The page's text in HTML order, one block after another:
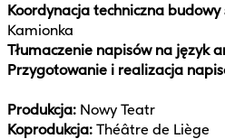
Koordynacja techniczna
Kamionka
Tłumaczenie napisów na język
Przygotowanie i realizacja
Produkcja: Nowy Teatr
Koprodukcja: Théâtre de Liège